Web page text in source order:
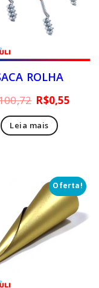
ROLHA
O
preço
original
R$0,55
Leia mais
Oferta!